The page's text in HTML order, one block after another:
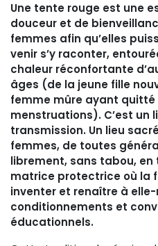
Une tente rouge est une
douceur et de
femmes afin qu’elles
venir s’y raconter,
chaleur réconfortante
âges (de la jeune fille
femme mûre ayant quitté
menstruations). C’est un
transmission. Un lieu
femmes, de toutes
librement, sans tabou,
matrice protectrice où la
inventer et renaître à
conditionnements et
éducationnels.